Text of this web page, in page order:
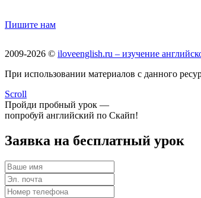
Пишите нам
2009-2026 © iloveenglish.ru – изучение
При использовании материалов с данного
Scroll
Пройди пробный урок —
попробуй английский по Скайп!
Заявка на бесплатный урок